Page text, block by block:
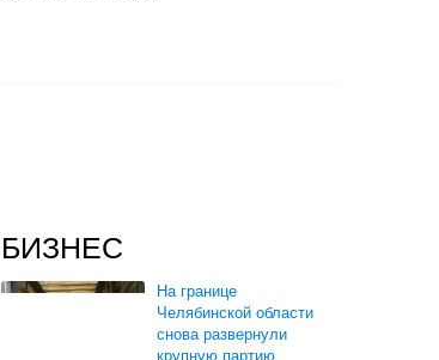
БИЗНЕС
На границе
Челябинской области
снова развернули
крупную партию